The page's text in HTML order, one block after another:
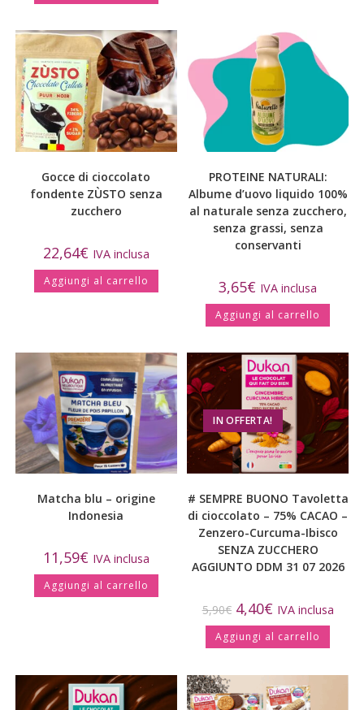
Gocce di cioccolato
fondente ZÙSTO senza
zucchero
22,64€ IVA inclusa
Aggiungi al carrello
PROTEINE NATURALI:
Albume d’uovo liquido 100%
al naturale senza zucchero,
senza grassi, senza
conservanti
3,65€ IVA inclusa
Aggiungi al carrello
Matcha blu – origine
Indonesia
11,59€ IVA inclusa
Aggiungi al carrello
IN OFFERTA!
# SEMPRE BUONO Tavoletta
di cioccolato – 75% CACAO –
Zenzero-Curcuma-Ibisco
SENZA ZUCCHERO
AGGIUNTO DDM 31 07 2026
5,90€ 4,40€ IVA inclusa
Aggiungi al carrello